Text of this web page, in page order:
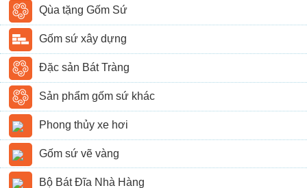
Qùa tặng Gốm Sứ
Gốm sứ xây dựng
Đặc sản Bát Tràng
Sản phẩm gốm sứ khác
Phong thủy xe hơi
Gốm sứ vẽ vàng
Bộ Bát Đĩa Nhà Hàng